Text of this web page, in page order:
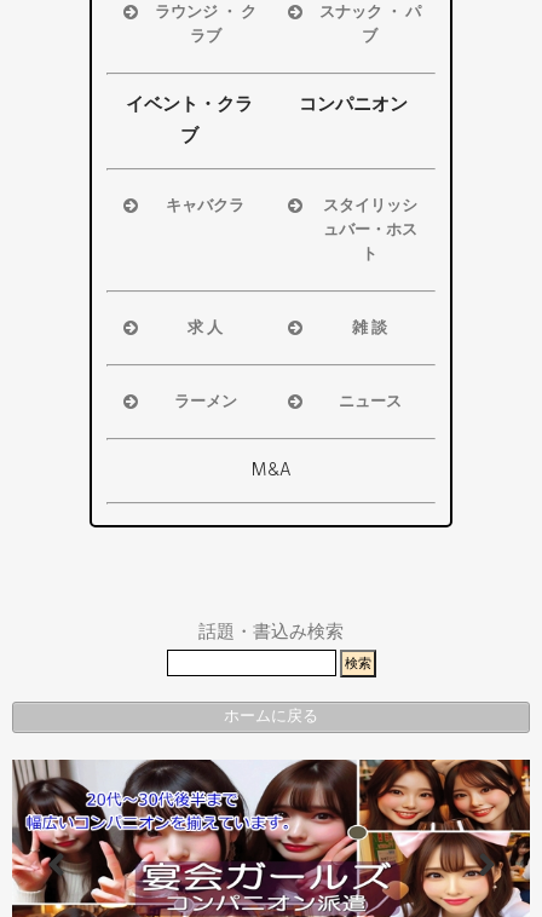
袋井市
掛川市
その他エリ
ア
袋井市
掛川市
その他エリ
ラウンジ ・ ク
ラブ
浜松市
磐田市
袋井市
掛川市
その他エリ
スナック ・ パ
ブ
浜松市
磐田市
掛川市
その他エリ
ア
イベント・クラ
ブ
コンパニオン
キャバクラ
掛川市
その他エリ
ア
スタイリッシ
ュバー・ホス
ト
浜松市
磐田市・袋
その他エリ
ア
求 人
浜松市
磐田市
ア
雑 談
浜松市
磐田市
ラーメン
浜松市
袋井市
掛川市
ニュース
浜松市・磐
袋井市・掛
川市
M&A
話題・書込み検索
ホームに戻る